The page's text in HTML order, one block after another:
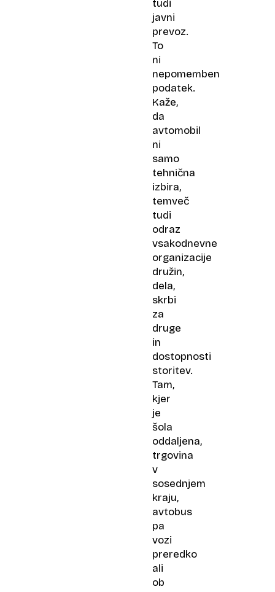
tudi
javni
prevoz.
To
ni
nepomemben
podatek.
Kaže,
da
avtomobil
ni
samo
tehnična
izbira,
temveč
tudi
odraz
vsakodnevne
organizacije
družin,
dela,
skrbi
za
druge
in
dostopnosti
storitev.
Tam,
kjer
je
šola
oddaljena,
trgovina
v
sosednjem
kraju,
avtobus
pa
vozi
preredko
ali
ob